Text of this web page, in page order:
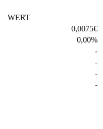
WERT
0,0075€
0,00%
-
-
-
-